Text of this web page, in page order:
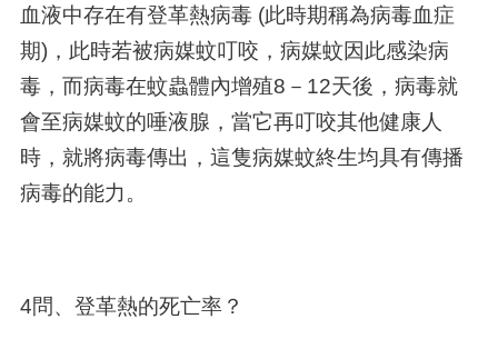
血液中存在有登革熱病毒 (此時期稱為病毒血症
期)，此時若被病媒蚊叮咬，病媒蚊因此感染病
毒，而病毒在蚊蟲體內增殖8－12天後，病毒就
會至病媒蚊的唾液腺，當它再叮咬其他健康人
時，就將病毒傳出，這隻病媒蚊終生均具有傳播
病毒的能力。
4問、登革熱的死亡率？